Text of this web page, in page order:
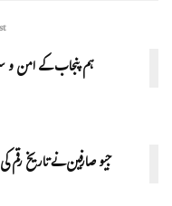
ہم پنجاب کے امن و
جیو صارفین نے تاریخ رقم کی، ایک ماہ میں